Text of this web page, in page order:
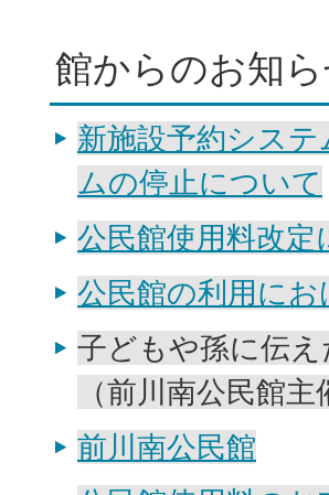
館からのお知
新施設予約シス
ムの停止について
公民館使用料改定
公民館の利用に
子どもや孫に伝
（前川南公民館主
前川南公民館